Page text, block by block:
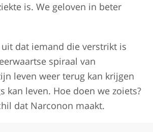
is. We geloven in beter
dat iemand die verstrikt is
spiraal van
leven weer terug kan krijgen
kan leven. Hoe doen we zoiets?
dat Narconon maakt.